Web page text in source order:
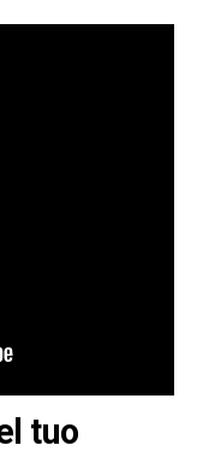
tuo